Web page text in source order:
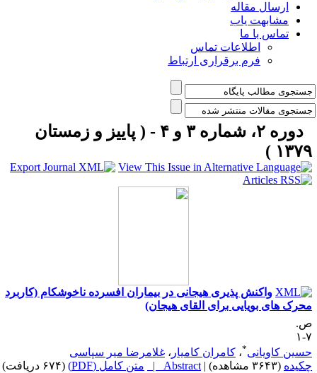
ارسال مقاله
مشابهت یاب
تماس با ما
اطلاعات تماس
فرم برقراری ارتباط
دوره ۲، شماره ۳ و ۴ - ( پاییز و زمستان
)
واکنش پذیری هیجانی در بیماران افسرده ناخوشکام (کاربرد
های بویایی برای القای هیجان)
کاویانی ،کامران کامیار، غلامرضا میر سپاسی
(۳۶۴۳ مشاهده) |
Abstract | متن کامل (PDF) (۶۷۴ دریافت)